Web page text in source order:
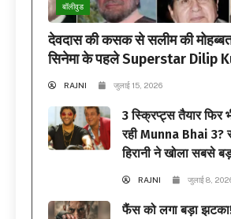
बॉलीवुड
देवदास की कसक से सलीम की
सिनेमा के पहले Superstar Dilip
RAJNI जुलाई 15, 2026
3 स्क्रिप्ट्स तैयार फिर
रही Munna Bhai 3?
हिरानी ने खोला सबसे
RAJNI जुलाई 8,
फैंस को लगा बड़ा